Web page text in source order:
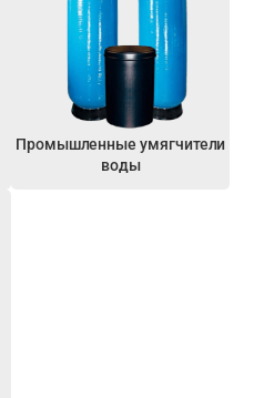
Промышленные умягчители
воды